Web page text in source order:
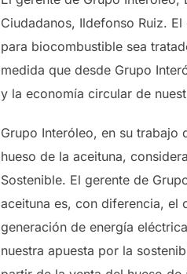
Ciudadanos, Ildefonso Ruiz.
para biocombustible sea
medida que desde Grupo
y la economía circular de
Grupo Interóleo, en su
hueso de la aceituna,
Sostenible. El gerente de
aceituna es, con diferencia, el
generación de energía
nuestra apuesta por la